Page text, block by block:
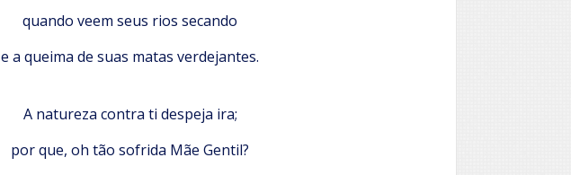
quando veem seus rios secando
e a queima de suas matas verdejantes.
A natureza contra ti despeja ira;
por que, oh tão sofrida Mãe Gentil?